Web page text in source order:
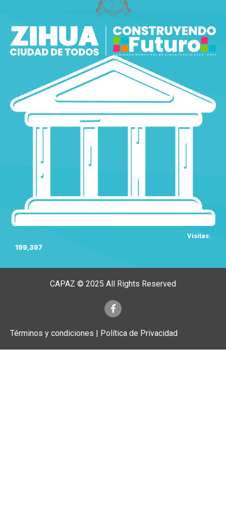
Visitas:
199,397
CAPAZ © 2025 All Rights Reserved
Términos y condiciones | Política de Privacidad